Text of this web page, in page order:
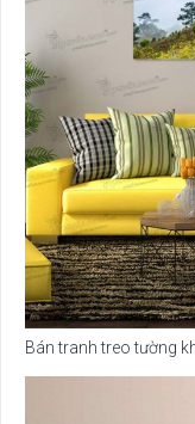
Bán tranh treo tường